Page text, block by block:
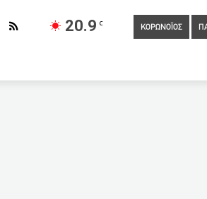
20.9 C
ΚΟΡΩΝΟΪΟΣ